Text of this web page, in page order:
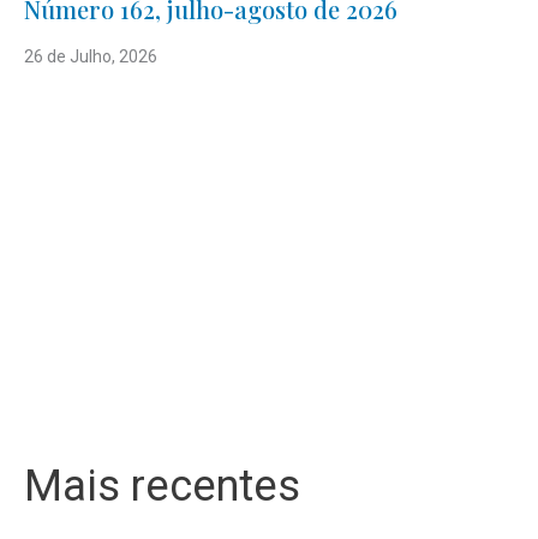
Número 162, julho-agosto de 2026
26 de Julho, 2026
Mais recentes